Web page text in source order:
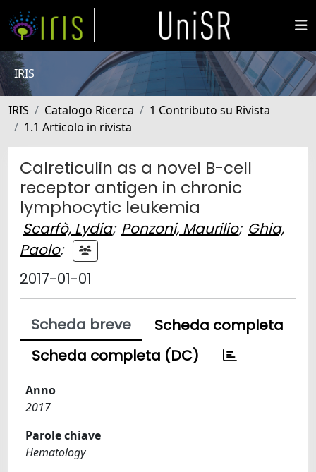
IRIS
IRIS Catalogo Ricerca
1 Contributo su Rivista
1.1 Articolo in rivista
Calreticulin as a novel B-cell
receptor antigen in chronic
lymphocytic leukemia
Scarfò, Lydia; Ponzoni, Maurilio; Ghia,
Paolo;
2017-01-01
Scheda breve
Scheda completa
Scheda completa (DC)
Anno
2017
Parole chiave
Hematology